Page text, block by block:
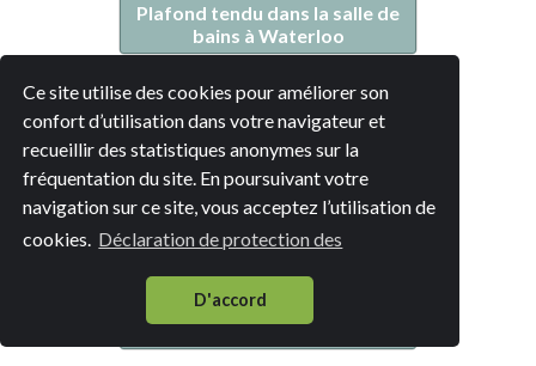
Ce site utilise des cookies pour améliorer son
confort d’utilisation dans votre navigateur et
recueillir des statistiques anonymes sur la
fréquentation du site. En poursuivant votre
navigation sur ce site, vous acceptez l’utilisation de
cookies. Déclaration de protection des
D'accord
Plafond tendu dans la salle de
bains à Waterloo
Plafond tendu dans la salle de
bains à Braine-l'Alleud